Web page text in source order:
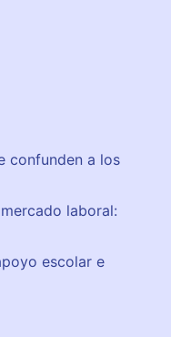
confunden a los
laboral:
escolar e